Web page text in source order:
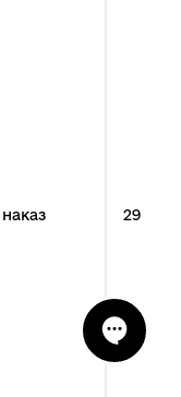
наказ 29